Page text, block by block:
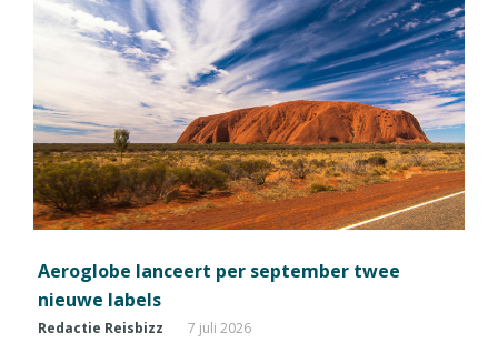
Aeroglobe lanceert per september twee
nieuwe labels
Redactie Reisbizz 7 juli 2026